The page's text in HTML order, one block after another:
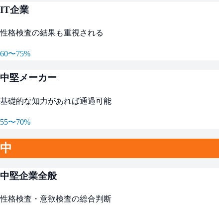
IT企業
性格検査の結果も重視される
60〜75%
中堅メーカー
基礎的な知力があれば通過可能
55〜70%
中
中堅企業全般
性格検査・意欲検査の総合判断